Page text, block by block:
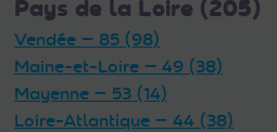
Pays de la Loire (205)
Vendée — 85 (98)
Maine-et-Loire — 49 (38)
Mayenne — 53 (14)
Loire-Atlantique — 44 (38)